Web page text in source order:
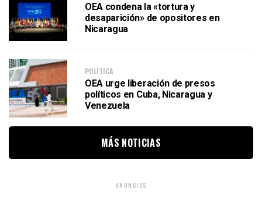
OEA condena la «tortura y
desaparición» de opositores en
Nicaragua
POLÍTICA
OEA urge liberación de presos
políticos en Cuba, Nicaragua y
Venezuela
MÁS NOTICIAS
ANUNCIOS